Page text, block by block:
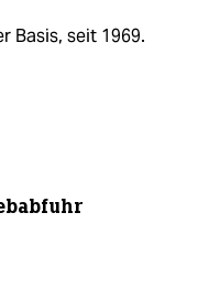
Basis, seit 1969.